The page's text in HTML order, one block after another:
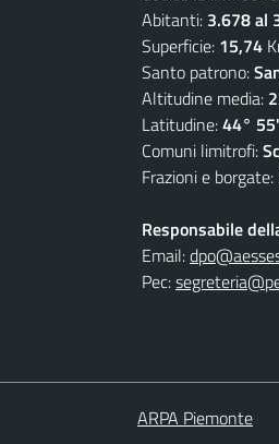
Abitanti: 3.678 al
Superficie: 15,74
Santo patrono:
Altitudine media:
Latitudine:44°
Comuni limitrofi:
Frazioni e borgate:
Responsabile
Email:
Pec:
ARPA Piemonte